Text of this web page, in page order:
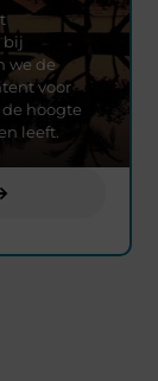
bij
we de
voor
hoogte
leeft.